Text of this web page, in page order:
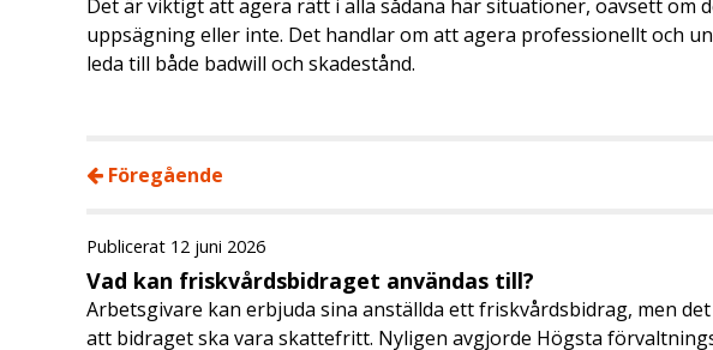
Det är viktigt att agera rätt i alla sådana här situationer, oavsett om
uppsägning eller inte. Det handlar om att agera professionellt och
leda till både badwill och skadestånd.
Föregående
Publicerat 12 juni 2026
Vad kan friskvårdsbidraget användas till?
Arbetsgivare kan erbjuda sina anställda ett friskvårdsbidrag, men
att bidraget ska vara skattefritt. Nyligen avgjorde Högsta